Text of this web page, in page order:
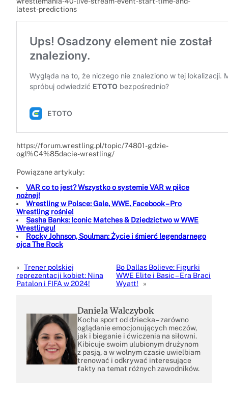
latest-predictions
https://forum.wrestling.pl/topic/74801-gdzie-
ogl%C4%85dacie-wrestling/
Powiązane artykuły:
VAR co to jest? Wszystko o systemie VAR w piłce
nożnej!
Wrestling w Polsce: Gale, WWE, Facebook – Pro
Wrestling rośnie!
Sasha Banks: Iconic Matches & Dziedzictwo w WWE
Wrestlingu!
Rocky Johnson, Soulman: Życie i śmierć legendarnego
ojca The Rock
« Trener polskiej
reprezentacji kobiet: Nina
Patalon i FIFA w 2024!
Bo Dallas Bolieve: Figurki
WWE Elite i Basic – Era Braci
Wyatt!
»
Daniela Walczybok
Kocha sport od dziecka – zarówno
oglądanie emocjonujących meczów,
jak i bieganie i ćwiczenia na siłowni.
Kibicuje swoim ulubionym drużynom
z pasją, a w wolnym czasie uwielbiam
trenować i odkrywać interesujące
fakty na temat różnych zawodników.